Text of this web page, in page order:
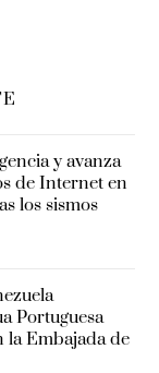
y avanza
de Internet en
los sismos
Portuguesa
la Embajada de